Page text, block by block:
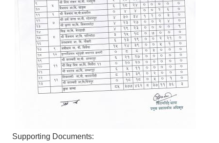
Supporting Documents: